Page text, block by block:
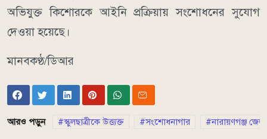
অভিযুক্ত কিশোরকে আইনি প্রক্রিয়ায় সংশোধনের সুযোগ
দেওয়া হয়েছে।
মানবকণ্ঠ/ডিআর
আরও পড়ুন স্কুলছাত্রীকে উত্ত্যক্ত সংশোধনাগার নারায়ণগঞ্জ